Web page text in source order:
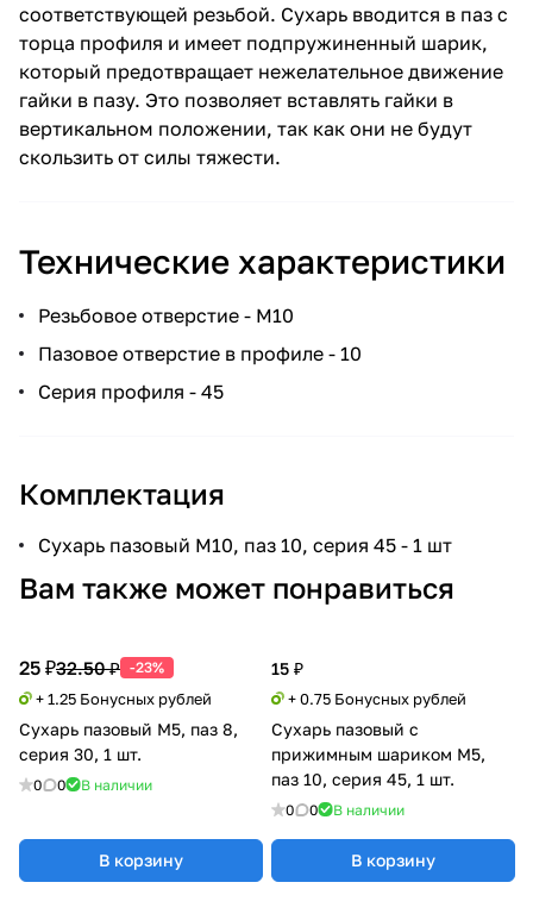
соответствующей резьбой. Сухарь вводится в паз с
торца профиля и имеет подпружиненный шарик,
который предотвращает нежелательное движение
гайки в пазу. Это позволяет вставлять гайки в
вертикальном положении, так как они не будут
скользить от силы тяжести.
Технические характеристики
Резьбовое отверстие - М10
Пазовое отверстие в профиле - 10
Серия профиля - 45
Комплектация
Сухарь пазовый М10, паз 10, серия 45 - 1 шт
Вам также может понравиться
25 ₽32.50 ₽ -23%
+ 1.25 Бонусных рублей
Сухарь пазовый М5, паз 8,
серия 30, 1 шт.
0 0 В наличии
В корзину
15 ₽
+ 0.75 Бонусных рублей
Сухарь пазовый с
прижимным шариком М5,
паз 10, серия 45, 1 шт.
0 0 В наличии
В корзину